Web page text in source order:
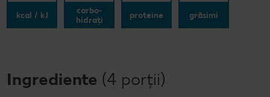
kcal / kJ
carbo-
hidrați
proteine grăsimi
Ingrediente (4 porții)